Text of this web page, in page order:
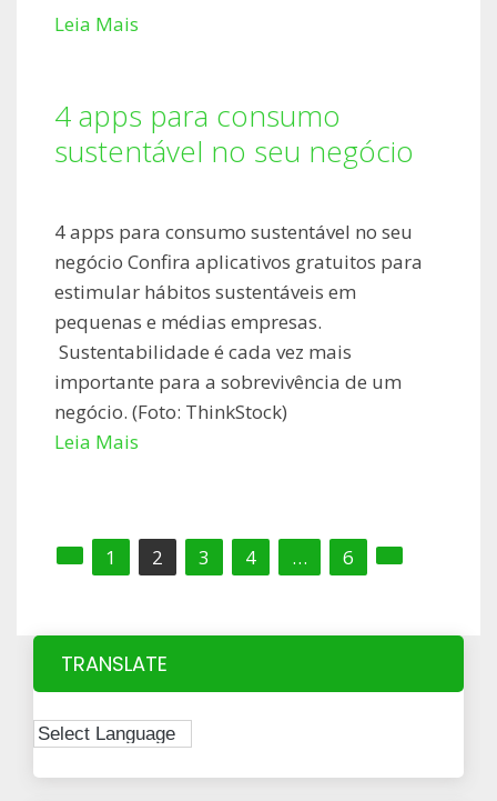
Leia Mais
4 apps para consumo
sustentável no seu negócio
4 apps para consumo sustentável no seu
negócio Confira aplicativos gratuitos para
estimular hábitos sustentáveis em
pequenas e médias empresas.
Sustentabilidade é cada vez mais
importante para a sobrevivência de um
negócio. (Foto: ThinkStock)
Leia Mais
Paginação
1 2 3 4 … 6
TRANSLATE